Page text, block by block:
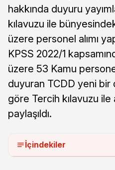
hakkında duyuru
kılavuzu ile
üzere personel alımı
KPSS 2022/1
üzere 53 Kamu
duyuran TCDD yeni bir
göre Tercih kılavuzu ile
paylaşıldı.
İçindekiler